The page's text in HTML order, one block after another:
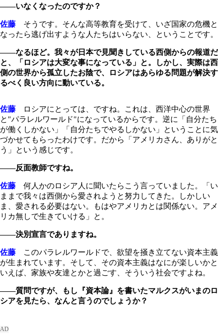
――いなくなったのですか？
佐藤 そうです。そんな高等教育を受けて、いざ国家の危機と
なったら逃げ出すような人たちはいらない、ということです。
――なるほど。我々が日本で見聞きしている西側からの報道だ
と、「ロシアは大変な事になっている」と。しかし、実際は西
側の世界から孤立したお陰で、ロシアはあらゆる問題が解決す
るべく良い方向に動いている。
佐藤 ロシアにとっては、ですね。これは、西洋中心の世界
と"パラレルワールド"になっているからです。逆に「自分たち
が働くしかない」「自分たちでやるしかない」ということに気
づかせてもらったわけです。だから「アメリカさん、ありがと
う」という感じです。
――反面教師ですね。
佐藤 何人かのロシア人に聞いたらこう言っていました。「い
ままで我々は西側から愛されようと努力してきた。しかしい
ま、愛される必要はない。もはやアメリカとは関係ない。アメ
リカ無しで生きていける」と。
――決別宣言でありますね。
佐藤 このパラレルワールドで、欲望を掻き立てない資本主義
が生まれています。そして、その資本主義はなにが楽しいかと
いえば、家族や友達とかと過ごす、そういう社会ですよね。
――質問ですが、もし『資本論』を書いたマルクスがいまのロ
シアを見たら、なんと言うのでしょうか？